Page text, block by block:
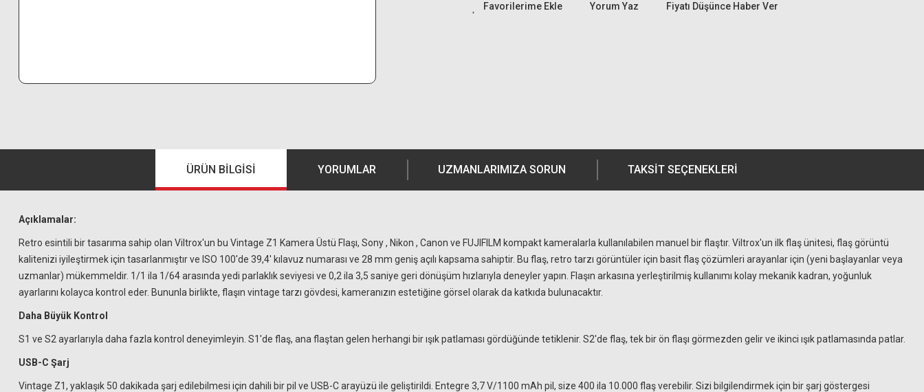
Yorum Yaz Fiyatı Düşünce Haber Ver
ÜRÜN BILGISI YORUMLAR UZMANLARIMIZA SORUN TAKSIT SEÇENEKLERI
Açıklamalar:
Retro esintili bir tasarıma sahip olan Viltrox'un bu Vintage Z1 Kamera Üstü Flaşı, Sony , Nikon , Canon ve FUJIFILM kompakt kameralarla kullanılabilen manuel bir flaştır. Viltrox'un ilk flaş ünitesi, flaş görüntü
kalitenizi iyileştirmek için tasarlanmıştır ve ISO 100'de 39,4' kılavuz numarası ve 28 mm geniş açılı kapsama sahiptir. Bu flaş, retro tarzı görüntüler için basit flaş çözümleri arayanlar için (yeni başlayanlar veya
uzmanlar) mükemmeldir. 1/1 ila 1/64 arasında yedi parlaklık seviyesi ve 0,2 ila 3,5 saniye geri dönüşüm hızlarıyla deneyler yapın. Flaşın arkasına yerleştirilmiş kullanımı kolay mekanik kadran, yoğunluk
ayarlarını kolayca kontrol eder. Bununla birlikte, flaşın vintage tarzı gövdesi, kameranızın estetiğine görsel olarak da katkıda bulunacaktır.
Daha Büyük Kontrol
S1 ve S2 ayarlarıyla daha fazla kontrol deneyimleyin. S1'de flaş, ana flaştan gelen herhangi bir ışık patlaması gördüğünde tetiklenir. S2'de flaş, tek bir ön flaşı görmezden gelir ve ikinci ışık patlamasında patlar.
USB-C Şarj
Vintage Z1, yaklaşık 50 dakikada şarj edilebilmesi için dahili bir pil ve USB-C arayüzü ile geliştirildi. Entegre 3,7 V/1100 mAh pil, size 400 ila 10.000 flaş verebilir. Sizi bilgilendirmek için bir şarj göstergesi